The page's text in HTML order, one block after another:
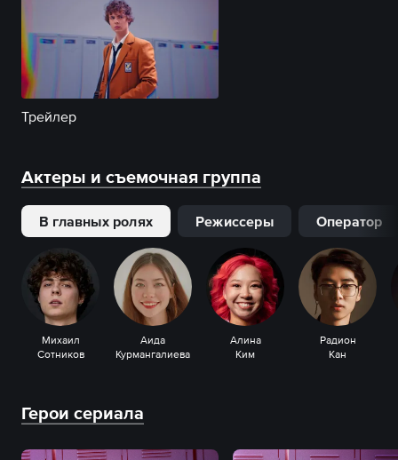
Трейлер
Актеры и съемочная группа
В главных ролях Режиссеры Оператор
Михаил
Сотников
Аида
Курмангалиева
Алина
Ким
Радион
Кан
Герои сериала